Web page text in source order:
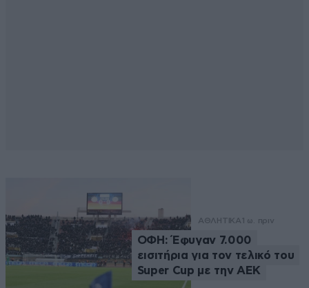
ΑΘΛΗΤΙΚΑ 1 ω. πριν
ΟΦΗ: Έφυγαν 7.000
εισιτήρια για τον τελικό του
Super Cup με την ΑΕΚ